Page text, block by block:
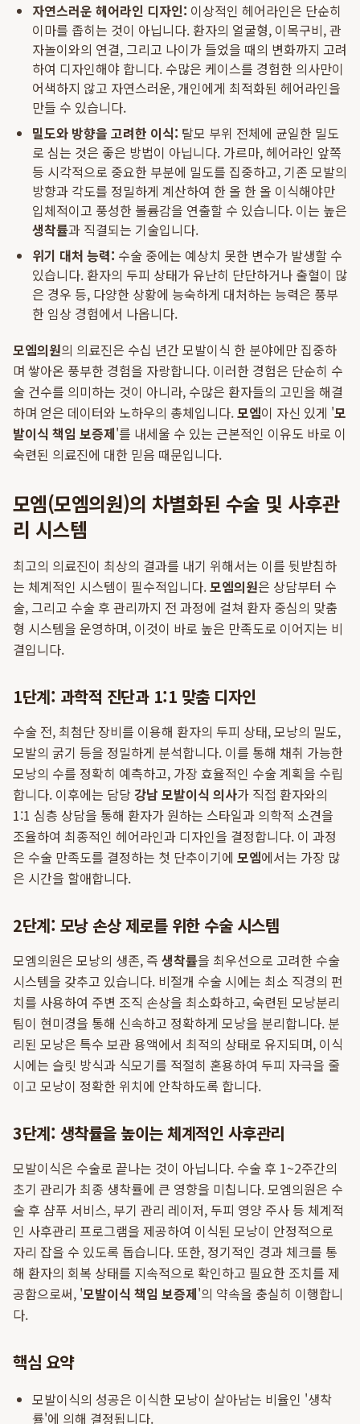
자연스러운 헤어라인 디자인: 이상적인 헤어라인은 단순히
이마를 좁히는 것이 아닙니다. 환자의 얼굴형, 이목구비, 관
자놀이와의 연결, 그리고 나이가 들었을 때의 변화까지 고려
하여 디자인해야 합니다. 수많은 케이스를 경험한 의사만이
어색하지 않고 자연스러운, 개인에게 최적화된 헤어라인을
만들 수 있습니다.
밀도와 방향을 고려한 이식: 탈모 부위 전체에 균일한 밀도
로 심는 것은 좋은 방법이 아닙니다. 가르마, 헤어라인 앞쪽
등 시각적으로 중요한 부분에 밀도를 집중하고, 기존 모발의
방향과 각도를 정밀하게 계산하여 한 올 한 올 이식해야만
입체적이고 풍성한 볼륨감을 연출할 수 있습니다. 이는 높은
생착률과 직결되는 기술입니다.
위기 대처 능력: 수술 중에는 예상치 못한 변수가 발생할 수
있습니다. 환자의 두피 상태가 유난히 단단하거나 출혈이 많
은 경우 등, 다양한 상황에 능숙하게 대처하는 능력은 풍부
한 임상 경험에서 나옵니다.
모엠의원의 의료진은 수십 년간 모발이식 한 분야에만 집중하
며 쌓아온 풍부한 경험을 자랑합니다. 이러한 경험은 단순히 수
술 건수를 의미하는 것이 아니라, 수많은 환자들의 고민을 해결
하며 얻은 데이터와 노하우의 총체입니다.모엠이 자신 있게 '모
발이식 책임 보증제'를 내세울 수 있는 근본적인 이유도 바로 이
숙련된 의료진에 대한 믿음 때문입니다.
모엠(모엠의원)의 차별화된 수술 및 사후관
리 시스템
최고의 의료진이 최상의 결과를 내기 위해서는 이를 뒷받침하
는 체계적인 시스템이 필수적입니다.모엠의원은 상담부터 수
술, 그리고 수술 후 관리까지 전 과정에 걸쳐 환자 중심의 맞춤
형 시스템을 운영하며, 이것이 바로 높은 만족도로 이어지는 비
결입니다.
1단계: 과학적 진단과 1:1 맞춤 디자인
수술 전, 최첨단 장비를 이용해 환자의 두피 상태, 모낭의 밀도,
모발의 굵기 등을 정밀하게 분석합니다. 이를 통해 채취 가능한
모낭의 수를 정확히 예측하고, 가장 효율적인 수술 계획을 수립
합니다. 이후에는 담당 강남 모발이식 의사가 직접 환자와의
1:1 심층 상담을 통해 환자가 원하는 스타일과 의학적 소견을
조율하여 최종적인 헤어라인과 디자인을 결정합니다. 이 과정
은 수술 만족도를 결정하는 첫 단추이기에 모엠에서는 가장 많
은 시간을 할애합니다.
2단계: 모낭 손상 제로를 위한 수술 시스템
모엠의원은 모낭의 생존, 즉 생착률을 최우선으로 고려한 수술
시스템을 갖추고 있습니다. 비절개 수술 시에는 최소 직경의 펀
치를 사용하여 주변 조직 손상을 최소화하고, 숙련된 모낭분리
팀이 현미경을 통해 신속하고 정확하게 모낭을 분리합니다. 분
리된 모낭은 특수 보관 용액에서 최적의 상태로 유지되며, 이식
시에는 슬릿 방식과 식모기를 적절히 혼용하여 두피 자극을 줄
이고 모낭이 정확한 위치에 안착하도록 합니다.
3단계: 생착률을 높이는 체계적인 사후관리
모발이식은 수술로 끝나는 것이 아닙니다. 수술 후 1~2주간의
초기 관리가 최종 생착률에 큰 영향을 미칩니다. 모엠의원은 수
술 후 샴푸 서비스, 부기 관리 레이저, 두피 영양 주사 등 체계적
인 사후관리 프로그램을 제공하여 이식된 모낭이 안정적으로
자리 잡을 수 있도록 돕습니다. 또한, 정기적인 경과 체크를 통
해 환자의 회복 상태를 지속적으로 확인하고 필요한 조치를 제
공함으로써, '모발이식 책임 보증제'의 약속을 충실히 이행합니
다.
핵심 요약
모발이식의 성공은 이식한 모낭이 살아남는 비율인 '생착
률'에 의해 결정됩니다.